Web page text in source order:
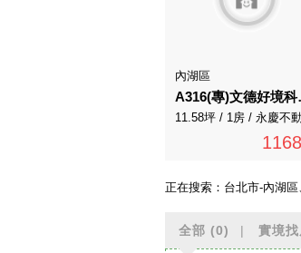
內湖區
A316(
11.58坪 / 1房 / 永慶不
1168
正在搜索： 台北市-內湖區
全部 (0) 實境找